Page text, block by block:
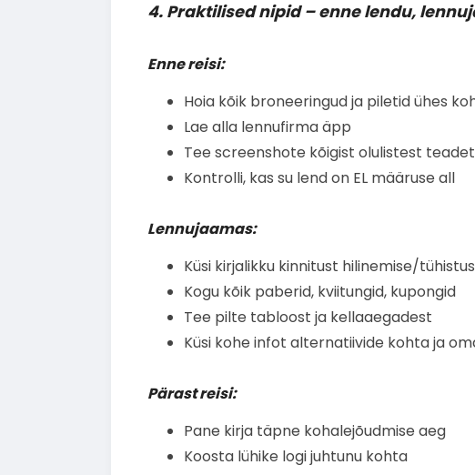
4. Praktilised nipid – enne lendu,
Enne reisi:
Hoia kõik broneeringud ja piletid ühes
Lae alla lennufirma äpp
Tee screenshote kõigist olulistest
Kontrolli, kas su lend on EL määruse all
Lennujaamas:
Küsi kirjalikku kinnitust hilinemise/
Kogu kõik paberid, kviitungid, kupongid
Tee pilte tabloost ja kellaaegadest
Küsi kohe infot alternatiivide kohta ja
Pärast reisi:
Pane kirja täpne kohalejõudmise aeg
Koosta lühike logi juhtunu kohta